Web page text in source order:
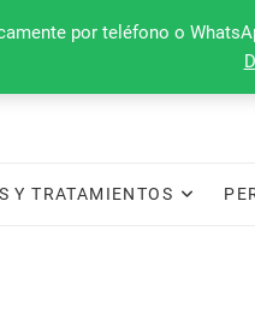
por teléfono o
Y TRATAMIENTOS